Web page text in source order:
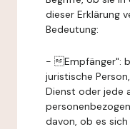
dieser Erklärung
Bedeutung:
- Empfänger":
juristische
Dienst oder jede
davon, ob es